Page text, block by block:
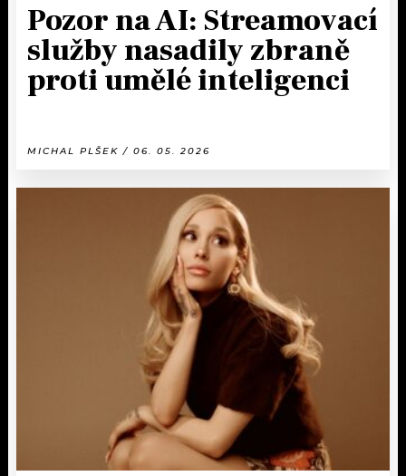
Pozor na AI: Streamovací
služby nasadily zbraně
proti umělé inteligenci
MICHAL PLŠEK / 06. 05. 2026